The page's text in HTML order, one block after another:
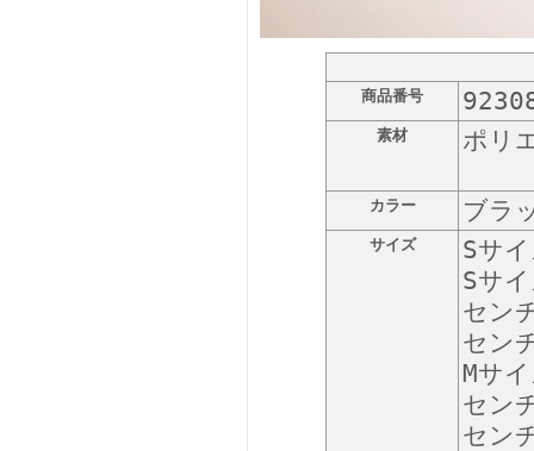
商品番号
素材 ポリ
カラー ブラ
サイズ
Sサ
Sサ
セン
セン
Mサ
セン
セン